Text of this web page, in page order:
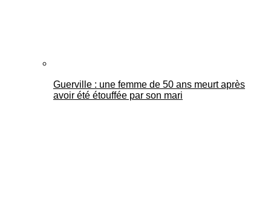
Guerville : une femme de 50 ans meurt après
avoir été étouffée par son mari